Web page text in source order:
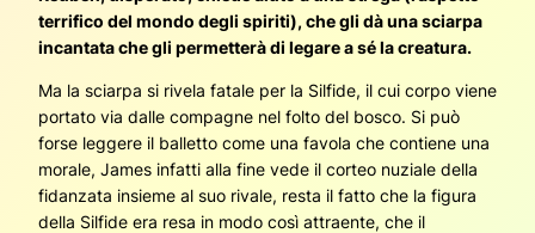
terrifico del mondo degli spiriti), che gli dà una sciarpa
incantata che gli permetterà di legare a sé la creatura.
Ma la sciarpa si rivela fatale per la Silfide, il cui corpo viene
portato via dalle compagne nel folto del bosco. Si può
forse leggere il balletto come una favola che contiene una
morale, James infatti alla fine vede il corteo nuziale della
fidanzata insieme al suo rivale, resta il fatto che la figura
della Silfide era resa in modo così attraente, che il